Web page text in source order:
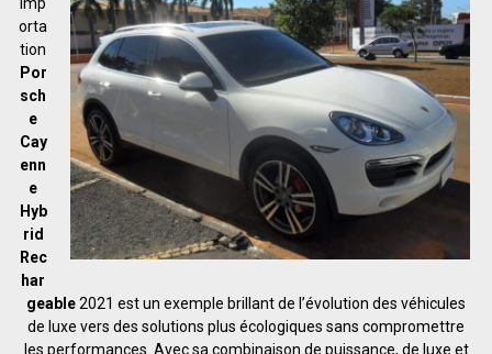
orta
tion
Por
sch
e
Cay
enn
e
Hyb
rid
Rec
har
geable2021 est un exemple brillant de l’évolution des véhicules
de luxe vers des solutions plus écologiques sans compromettre
les performances. Avec sa combinaison de puissance, de luxe et